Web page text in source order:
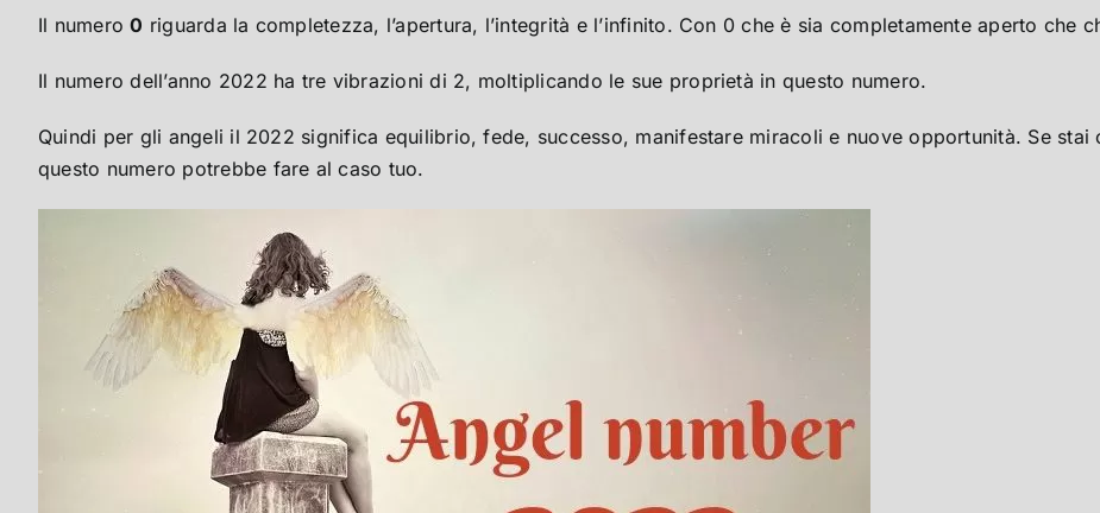
Il numero0 riguarda la completezza, l’apertura, l’integrità e l’infinito. Con 0 che è sia completamente aperto che
Il numero dell’anno 2022 ha tre vibrazioni di 2, moltiplicando le sue proprietà in questo numero.
Quindi per gli angeli il 2022 significa equilibrio, fede, successo, manifestare miracoli e nuove opportunità. Se
questo numero potrebbe fare al caso tuo.